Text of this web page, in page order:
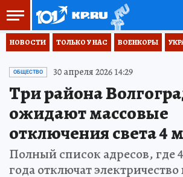
НОВОСТИ ТОЛЬКО У НАС ВОЕНКОРЫ
ОБЩЕСТВО 30 апреля 2026 14:29
Три района
ожидают массовые
отключения света 4
Полный список адресов, где
года отключат